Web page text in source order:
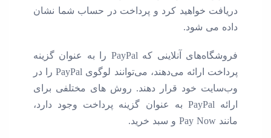
خواهید کرد و پرداخت در حساب شما نشان
فروشگاه‌های آنلاینی که PayPal را به عنوان گزینه
پرداخت ارائه می‌دهند، می‌توانند لوگوی PayPal را در
خود قرار دهند. روش های مختلفی برای
ارائه PayPal به عنوان گزینه پرداخت وجود دارد،